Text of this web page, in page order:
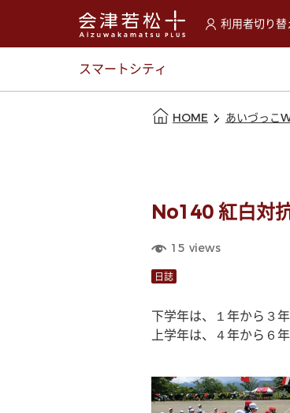
利用者切り替
選択すると利
スマートシティ
HOME あいづっこ
No140 紅白対
15 views
日誌
下学年は、１年から３
上学年は、４年から６